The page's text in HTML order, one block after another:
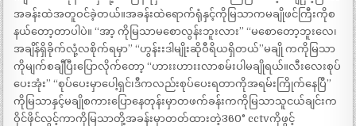
အခန်းထဲအတူဝင်ခဲ့တယ်။အခန်းထဲရောက်ရုံနှင့်ကိုမြသာကမချိုဖင်ကြီးကိုစ
နယ်တော့တာပါပဲ။ “အာ့ ကိုမြသာမစောလွန်းဘူးလား” “မစောတော့ဘူးလေ၊
အချိန်ရှိခိုက်လုံ့လစိုက်ရမှာ” “ဟွန်းးဒါမျိုးဆိုဝီရိယရှိတယ်”မချို ကကိုမြသာ
ကိုမျက်စချီပြီးပြောလိုက်တော့ “ဟားးဟားးလာစမ်းပါမချိုရယ်။လီးလေးစုပ်
ပေးအုံး” “စုပ်ပေးမှာပေါ့ရှင်၊ဒီကလည်းစုပ်ပေးရတာကိုအရမ်းကြိုက်နေပြီ”
ကိုမြသာနှင့်မချိုစကားပြောနေတုန်းမှာတဖက်ခန်းကကိုမြသာသူငယ်ချင်းက
ဝိုင်ဖိုင်လွင့်ကာကိုမြသာတို့အခန်းမှာတတ်ထားတဲ့360° cctvကိုဖွင့်